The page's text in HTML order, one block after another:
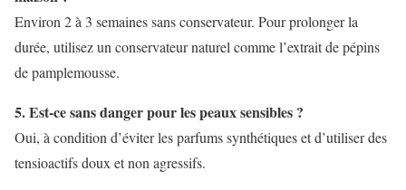
Environ 2 à 3 semaines sans conservateur. Pour prolonger la
durée, utilisez un conservateur naturel comme l’extrait de pépins
de pamplemousse.
5. Est-ce sans danger pour les peaux sensibles ?
Oui, à condition d’éviter les parfums synthétiques et d’utiliser des
tensioactifs doux et non agressifs.